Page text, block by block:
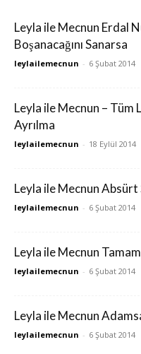
Leyla ile Mecnun Erdal
Boşanacağını Sanarsa
leylailemecnun - 6 Şubat 2014
Leyla ile Mecnun – Tüm
Ayrılma
leylailemecnun - 18 Eylül 2014
Leyla ile Mecnun
leylailemecnun - 6 Şubat 2014
Leyla ile Mecnun
leylailemecnun - 6 Şubat 2014
Leyla ile Mecnun
leylailemecnun - 6 Şubat 2014